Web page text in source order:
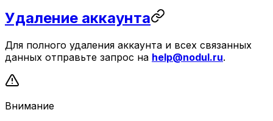
Удаление аккаунта
Для полного удаления аккаунта и всех связанных
данных отправьте запрос на help@nodul.ru.
Внимание